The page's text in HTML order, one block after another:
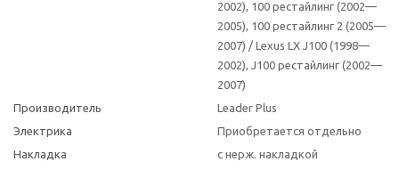
2002), 100 рестайлинг (2002—
2005), 100 рестайлинг 2 (2005—
2007) / Lexus LX J100 (1998—
2002), J100 рестайлинг (2002—
2007)
Производитель
Leader Plus
Электрика
Приобретается отдельно
Накладка
с нерж. накладкой